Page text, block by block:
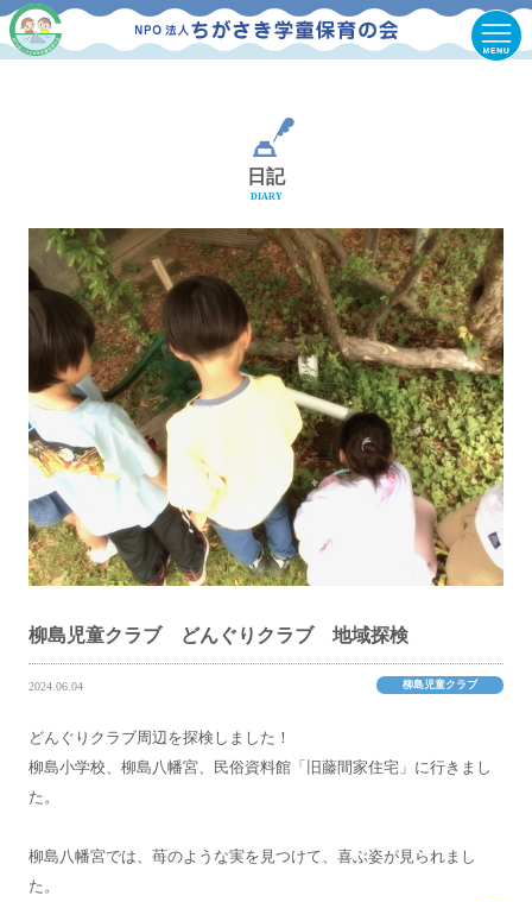
日記
DIARY
柳島児童クラブ どんぐりクラブ 地域探検
2024.06.04 柳島児童クラブ
どんぐりクラブ周辺を探検しました！
柳島小学校、柳島八幡宮、民俗資料館「旧藤間家住宅」に行きまし
た。
柳島八幡宮では、苺のような実を見つけて、喜ぶ姿が見られまし
た。